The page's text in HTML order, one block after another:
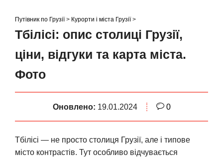
Путівник по Грузії> Курорти і міста Грузії>
Тбілісі: опис столиці Грузії,
ціни, відгуки та карта міста.
Фото
Оновлено: 19.01.2024 0
Тбілісі — не просто столиця Грузії, але і типове
місто контрастів. Тут особливо відчувається